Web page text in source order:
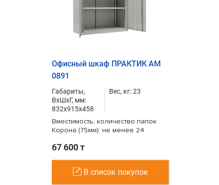
Офисный шкаф ПРАКТИК AM
0891
Габариты,
ВxШxГ, мм:
832x915x458
Вес, кг: 23
Вместимость, количество папок
Корона (75мм): не менее 24
67 600 т
В список покупок